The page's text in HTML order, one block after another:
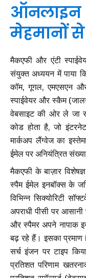
ऑनलाइन
मेहमानों
मैकएफी और एंटी
संयुक्त अध्ययन में पाया
कॉम, गूगल, एमएसएन
स्पाईवेयर और स्कैम
वेबसाइट की ओर ले जा
कोड होता है, जो
मार्कअप लैंग्वेज का
ईमेल पर अनियंत्रित
मैकएफी के बाज़ार
स्पैम ईमेल इनबॉक्स के
विभिन्न सिक्योरिटी
अपराधी पीसी पर
और स्पैमर अपने नापाक
बढ़ रहे हैं। इसका प्रमाण
सर्च इंजन पर टाइप
प्रतिशत परिणाम